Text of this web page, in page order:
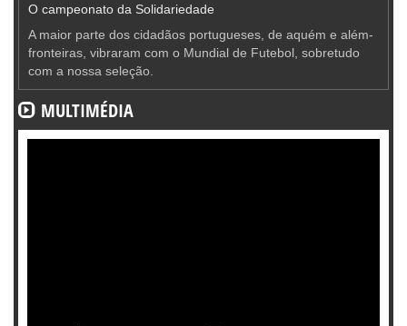
O campeonato da Solidariedade
A maior parte dos cidadãos portugueses, de aquém e além-
fronteiras, vibraram com o Mundial de Futebol, sobretudo
com a nossa seleção.
MULTIMÉDIA